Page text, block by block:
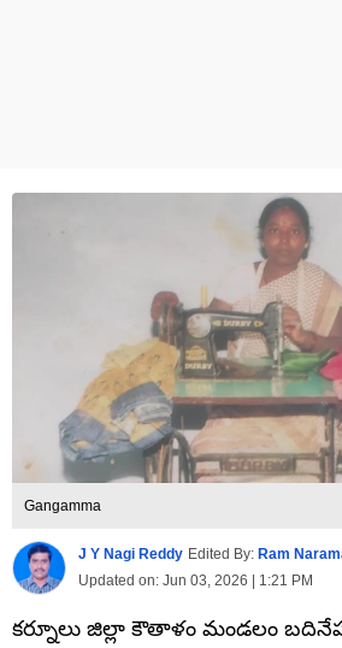
Gangamma
J Y Nagi Reddy Edited By: Ram
Updated on: Jun 03, 2026 | 1:21 PM
కర్నూలు జిల్లా కౌతాళం మండలం